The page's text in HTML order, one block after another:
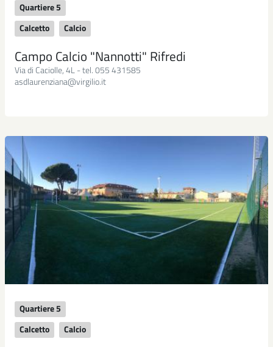
Quartiere 5
Calcetto
Calcio
Campo Calcio "Nannotti" Rifredi
Via di Caciolle, 4L - tel. 055 431585
asdlaurenziana@virgilio.it
Quartiere 5
Calcetto
Calcio